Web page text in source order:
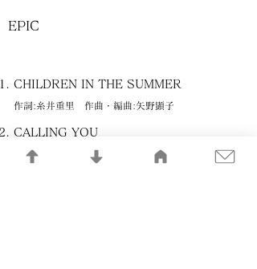
CHILDREN IN THE SUMMER
作詞:糸井重里 作曲・編曲:矢野顕子
CALLING YOU
作詞・作曲:矢野顕子 編曲:矢野顕子
EPIC